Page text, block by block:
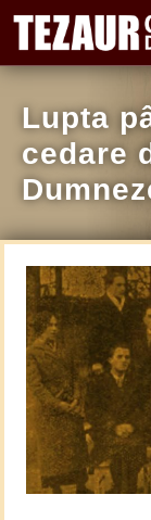
Lupta
cedare